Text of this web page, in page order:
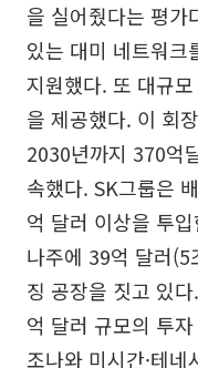
을 실어줬다는 평가
있는 대미 네트워크
지원했다. 또 대규
을 제공했다. 이 회
2030년까지 370억
속했다. SK그룹은
억 달러 이상을 투
나주에 39억 달러
징 공장을 짓고 있
억 달러 규모의 투
조나와 미시간·테